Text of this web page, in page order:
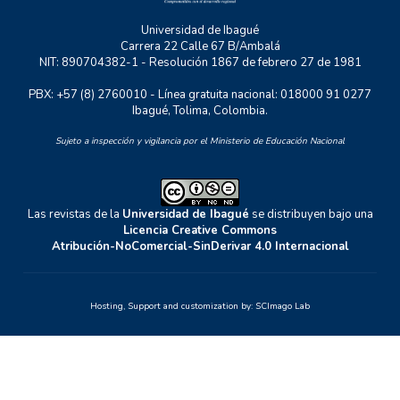
Universidad de Ibagué
Carrera 22 Calle 67 B/Ambalá
NIT: 890704382-1 - Resolución 1867 de febrero 27 de 1981
PBX: +57 (8) 2760010 - Línea gratuita nacional: 018000 91 0277
Ibagué, Tolima, Colombia.
Sujeto a inspección y vigilancia por el Ministerio de Educación Nacional
Las revistas de la Universidad de Ibagué se distribuyen bajo una
Licencia Creative Commons
Atribución-NoComercial-SinDerivar 4.0 Internacional
Hosting, Support and customization by: SCImago Lab